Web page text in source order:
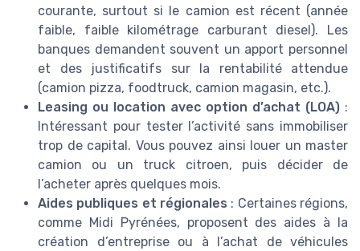
courante, surtout si le camion est récent (année
faible, faible kilométrage carburant diesel). Les
banques demandent souvent un apport personnel
et des justificatifs sur la rentabilité attendue
(camion pizza, foodtruck, camion magasin, etc.).
Leasing ou location avec option d’achat (LOA) :
Intéressant pour tester l’activité sans immobiliser
trop de capital. Vous pouvez ainsi louer un master
camion ou un truck citroen, puis décider de
l’acheter après quelques mois.
Aides publiques et régionales : Certaines régions,
comme Midi Pyrénées, proposent des aides à la
création d’entreprise ou à l’achat de véhicules